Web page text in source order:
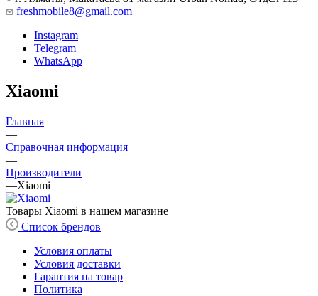
freshmobile8@gmail.com
Instagram
Telegram
WhatsApp
Xiaomi
Главная
—
Справочная информация
—
Производители
—Xiaomi
Товары Xiaomi в нашем магазине
Список брендов
Условия оплаты
Условия доставки
Гарантия на товар
Политика